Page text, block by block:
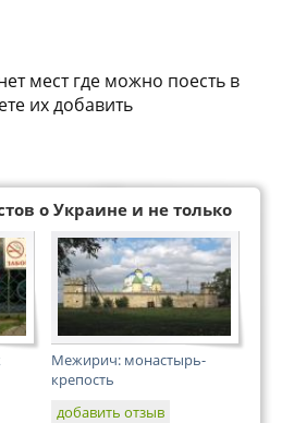
мест где можно поесть в
их добавить
о Украине и не только
Межирич: монастырь-
крепость
добавить отзыв